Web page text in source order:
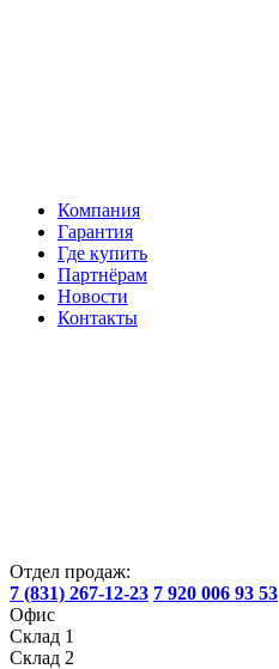
Компания
Гарантия
Где купить
Партнёрам
Новости
Контакты
Отдел продаж:
7 (831) 267-12-23 7 920 006 93 53
Офис
Склад 1
Склад 2